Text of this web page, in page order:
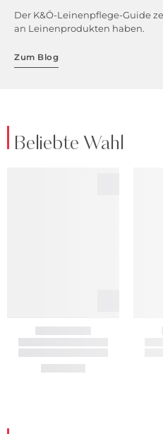
Der K&Ö-Leinenpflege-Guide
an Leinenprodukten haben.
Zum Blog
Beliebte Wahl